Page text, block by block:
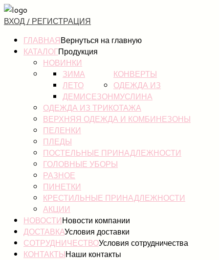
ВХОД / РЕГИСТРАЦИЯ
ГЛАВНАЯВернуться на главную
КАТАЛОГПродукция
НОВИНКИ
КОНВЕРТЫ
ЗИМА
ЛЕТО
ДЕМИСЕЗОН
ОДЕЖДА ИЗ
МУСЛИНА
ОДЕЖДА ИЗ ТРИКОТАЖА
ВЕРХНЯЯ ОДЕЖДА И КОМБИНЕЗОНЫ
ПЕЛЕНКИ
ПЛЕДЫ
ПОСТЕЛЬНЫЕ ПРИНАДЛЕЖНОСТИ
ГОЛОВНЫЕ УБОРЫ
РАЗНОЕ
ПИНЕТКИ
КРЕСТИЛЬНЫЕ ПРИНАДЛЕЖНОСТИ
АКЦИИ
НОВОСТИНовости компании
ДОСТАВКАУсловия доставки
СОТРУДНИЧЕСТВОУсловия сотрудничества
КОНТАКТЫНаши контакты